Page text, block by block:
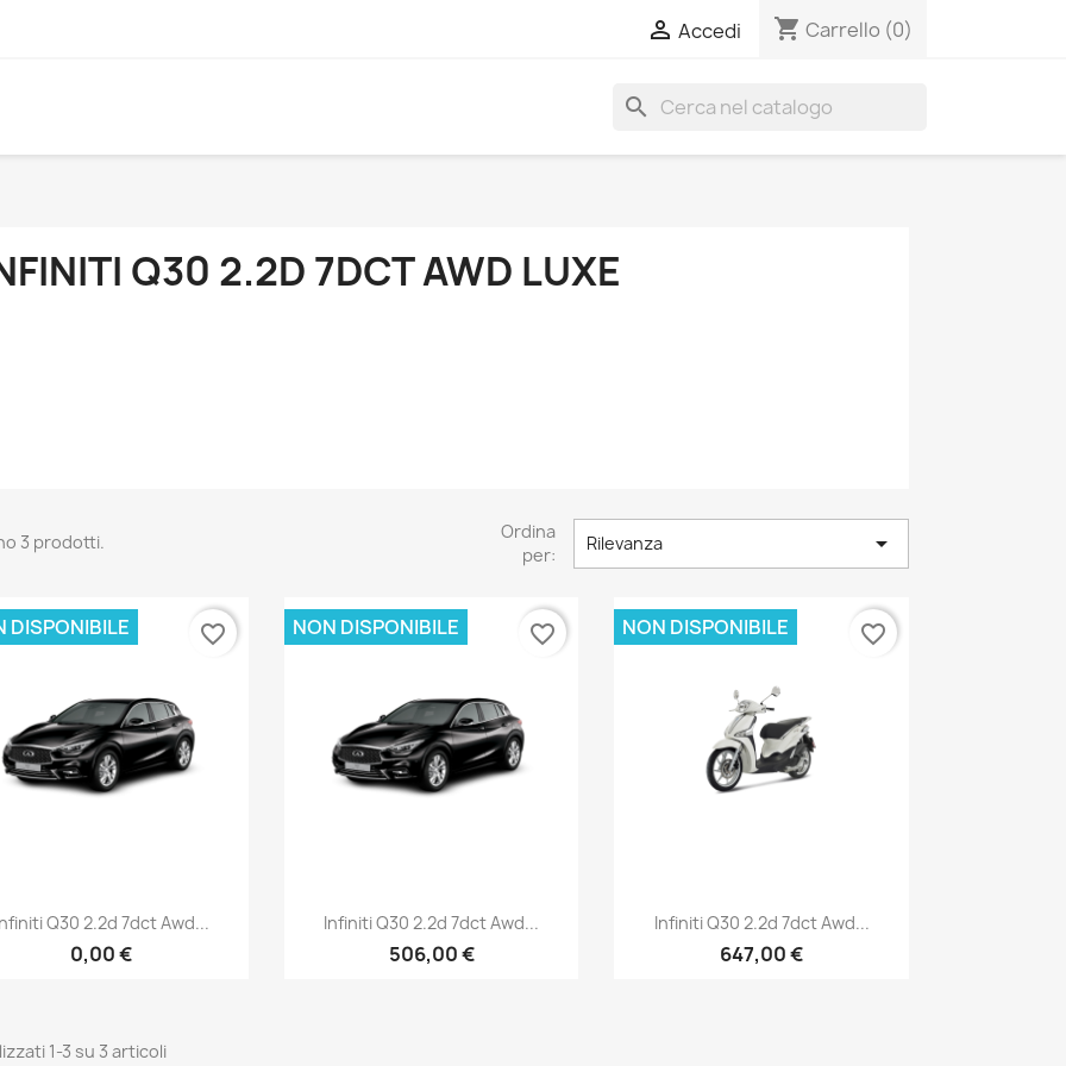
 Accedi shopping_cart Carrello (0)
search
Q30 2.2D 7DCT AWD LUXE
3 prodotti.
Ordina
per:
Rilevanza 
Anteprima
Q30 2.2d 7dct Awd...
0,00 €
DISPONIBILE favorite_border
Anteprima
Infiniti Q30 2.2d 7dct Awd...
506,00 €
NON DISPONIBILE favorite_border
Anteprima
Infiniti Q30 2.2d 7dct Awd...
647,00 €
NON DISPONIBILE favorite_border
1-3 su 3 articoli